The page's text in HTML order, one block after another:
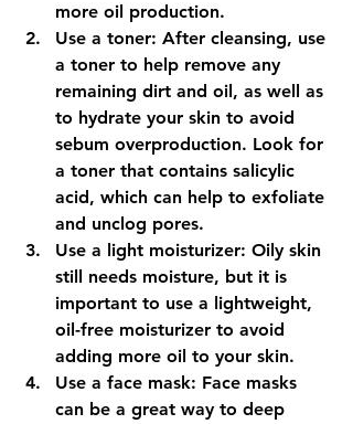
more oil production.
Use a toner: After cleansing, use
a toner to help remove any
remaining dirt and oil, as well as
to hydrate your skin to avoid
sebum overproduction. Look for
a toner that contains salicylic
acid, which can help to exfoliate
and unclog pores.
Use a light moisturizer: Oily skin
still needs moisture, but it is
important to use a lightweight,
oil-free moisturizer to avoid
adding more oil to your skin.
Use a face mask: Face masks
can be a great way to deep